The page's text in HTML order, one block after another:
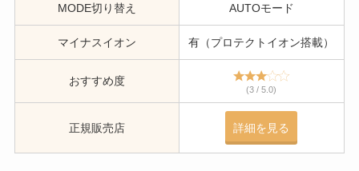
MODE切り替え AUTOモード
マイナスイオン 有（プロテクトイオン搭載）
おすすめ度
(3 / 5.0)
正規販売店 詳細を見る